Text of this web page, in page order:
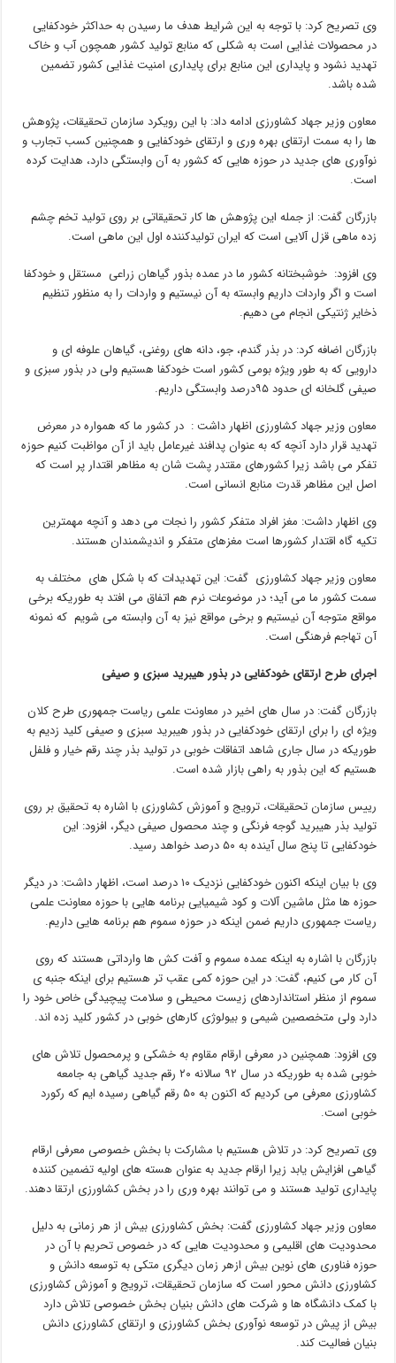
وی تصریح کرد: با توجه به این شرایط هدف ما رسیدن به حداکثر خودکفایی
در محصولات غذایی است به شکلی که منابع تولید کشور همچون آب و خاک
تهدید نشود و پایداری این منابع برای پایداری امنیت غذایی کشور تضمین
شده باشد.
معاون وزیر جهاد کشاورزی ادامه داد: با این رویکرد سازمان تحقیقات، پژوهش
ها را به سمت ارتقای بهره وری و ارتقای خودکفایی و همچنین کسب تجارب و
نوآوری های جدید در حوزه هایی که کشور به آن وابستگی دارد، هدایت کرده
است.
بازرگان گفت: از جمله این پژوهش ها کار تحقیقاتی بر روی تولید تخم چشم
زده ماهی قزل آلایی است که ایران تولیدکننده اول این ماهی است.
وی افزود: خوشبختانه کشور ما در عمده بذور گیاهان زراعی مستقل و خودکفا
است و اگر واردات داریم وابسته به آن نیستیم و واردات را به منظور تنظیم
ذخایر ژنتیکی انجام می دهیم.
بازرگان اضافه کرد: در بذر گندم، جو، دانه های روغنی، گیاهان علوفه ای و
دارویی که به طور ویژه بومی کشور است خودکفا هستیم ولی در بذور سبزی و
صیفی گلخانه ای حدود ۹۵درصد وابستگی داریم.
معاون وزیر جهاد کشاورزی اظهار داشت : در کشور ما که همواره در معرض
تهدید قرار دارد آنچه که به عنوان پدافند غیرعامل باید از آن مواظبت کنیم حوزه
تفکر می باشد زیرا کشورهای مقتدر پشت شان به مظاهر اقتدار پر است که
اصل این مظاهر قدرت منابع انسانی است.
وی اظهار داشت: مغز افراد متفکر کشور را نجات می دهد و آنچه مهمترین
تکیه گاه اقتدار کشورها است مغزهای متفکر و اندیشمندان هستند.
معاون وزیر جهاد کشاورزی گفت: این تهدیدات که با شکل های مختلف به
سمت کشور ما می آید؛ در موضوعات نرم هم اتفاق می افتد به طوریکه برخی
مواقع متوجه آن نیستیم و برخی مواقع نیز به آن وابسته می شویم که نمونه
آن تهاجم فرهنگی است.
اجرای طرح ارتقای خودکفایی در بذور هیبرید سبزی و صیفی
بازرگان گفت: در سال های اخیر در معاونت علمی ریاست جمهوری طرح کلان
ویژه ای را برای ارتقای خودکفایی در بذور هیبرید سبزی و صیفی کلید زدیم به
طوریکه در سال جاری شاهد اتفاقات خوبی در تولید بذر چند رقم خیار و فلفل
هستیم که این بذور به راهی بازار شده است.
رییس سازمان تحقیقات، ترویج و آموزش کشاورزی با اشاره به تحقیق بر روی
تولید بذر هیبرید گوجه فرنگی و چند محصول صیفی دیگر، افزود: این
خودکفایی تا پنج سال آینده به ۵۰ درصد خواهد رسید.
وی با بیان اینکه اکنون خودکفایی نزدیک ۱۰ درصد است، اظهار داشت: در دیگر
حوزه ها مثل ماشین آلات و کود شیمیایی برنامه هایی با حوزه معاونت علمی
ریاست جمهوری داریم ضمن اینکه در حوزه سموم هم برنامه هایی داریم.
بازرگان با اشاره به اینکه عمده سموم و آفت کش ها وارداتی هستند که روی
آن کار می کنیم، گفت: در این حوزه کمی عقب تر هستیم برای اینکه جنبه ی
سموم از منظر استانداردهای زیست محیطی و سلامت پیچیدگی خاص خود را
دارد ولی متخصصین شیمی و بیولوژی کارهای خوبی در کشور کلید زده اند.
وی افزود: همچنین در معرفی ارقام مقاوم به خشکی و پرمحصول تلاش های
خوبی شده به طوریکه در سال ۹۲ سالانه ۲۰ رقم جدید گیاهی به جامعه
کشاورزی معرفی می کردیم که اکنون به ۵۰ رقم گیاهی رسیده ایم که رکورد
خوبی است.
وی تصریح کرد: در تلاش هستیم با مشارکت با بخش خصوصی معرفی ارقام
گیاهی افزایش یابد زیرا ارقام جدید به عنوان هسته های اولیه تضمین کننده
پایداری تولید هستند و می توانند بهره وری را در بخش کشاورزی ارتقا دهند.
معاون وزیر جهاد کشاورزی گفت: بخش کشاورزی بیش از هر زمانی به دلیل
محدودیت های اقلیمی و محدودیت هایی که در خصوص تحریم با آن در
حوزه فناوری های نوین بیش ازهر زمان دیگری متکی به توسعه دانش و
کشاورزی دانش محور است که سازمان تحقیقات، ترویج و آموزش کشاورزی
با کمک دانشگاه ها و شرکت های دانش بنیان بخش خصوصی تلاش دارد
بیش از پیش در توسعه نوآوری بخش کشاورزی و ارتقای کشاورزی دانش
بنیان فعالیت کند.